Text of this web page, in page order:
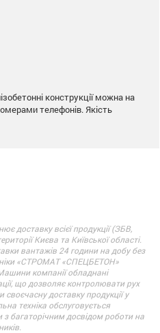
конструкції можна на
телефонів. Якість
всієї продукції (ЗБВ,
Києва та Київської області.
вантажів 24 години на добу без
«СТРОМАТ «СПЕЦБЕТОН»
компанії обладнані
що дозволяє контролювати рух
доставку продукції у
техніка обслуговується
з багаторічним досвідом роботи на